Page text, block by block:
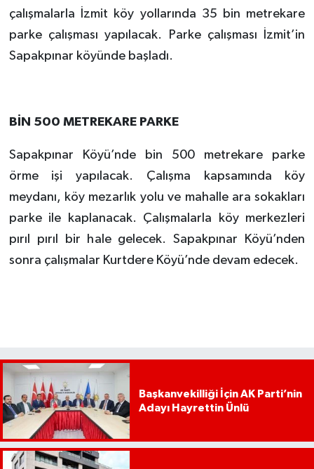
çalışmalarla İzmit köy yollarında 35 bin metrekare
parke çalışması yapılacak. Parke çalışması İzmit’in
Sapakpınar köyünde başladı.
BİN 500 METREKARE PARKE
Sapakpınar Köyü’nde bin 500 metrekare parke
örme işi yapılacak. Çalışma kapsamında köy
meydanı, köy mezarlık yolu ve mahalle ara sokakları
parke ile kaplanacak. Çalışmalarla köy merkezleri
pırıl pırıl bir hale gelecek. Sapakpınar Köyü’nden
sonra çalışmalar Kurtdere Köyü’nde devam edecek.
Başkanvekilliği İçin AK Parti’nin
Adayı Hayrettin Ünlü